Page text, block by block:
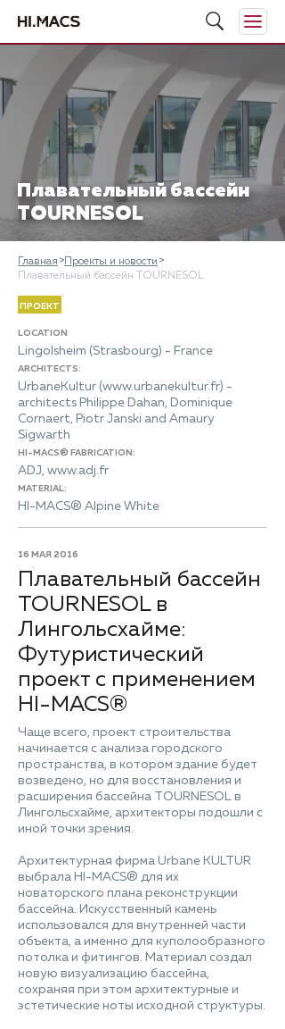
Плавательный бассейн
TOURNESOL
Главная
Проекты и новости
Плавательный бассейн TOURNESOL
ПРОЕКТ
LOCATION
Lingolsheim (Strasbourg) - France
ARCHITECTS:
UrbaneKultur (www.urbanekultur.fr) -
architects Philippe Dahan, Dominique
Cornaert, Piotr Janski and Amaury
Sigwarth
HI-MACS® FABRICATION:
ADJ, www.adj.fr
MATERIAL:
HI-MACS® Alpine White
16 МАЯ 2016
Плавательный бассейн
TOURNESOL в
Лингольсхайме:
Футуристический
проект с применением
HI-MACS®
Чаще всего, проект строительства
начинается с анализа городского
пространства, в котором здание будет
возведено, но для восстановления и
расширения бассейна TOURNESOL в
Лингольсхайме, архитекторы подошли с
иной точки зрения.
Архитектурная фирма Urbane KULTUR
выбрала HI-MACS® для их
новаторского плана реконструкции
бассейна. Искусственный камень
использовался для внутренней части
объекта, а именно для куполообразного
потолка и фитингов. Материал создал
новую визуализацию бассейна,
сохраняя при этом архитектурные и
эстетические ноты исходной структуры.